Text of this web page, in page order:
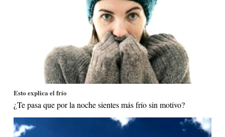
Esto explica el frío
¿Te pasa que por la noche sientes más frío sin motivo?